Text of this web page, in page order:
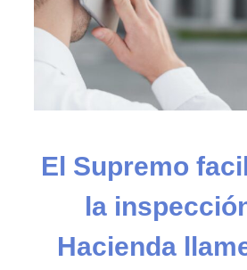
El Supremo
la
Hacienda